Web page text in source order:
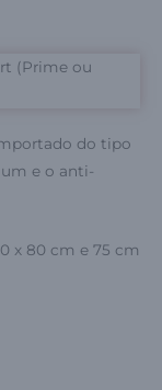
do tipo
e o anti-
x 80 cm e 75 cm